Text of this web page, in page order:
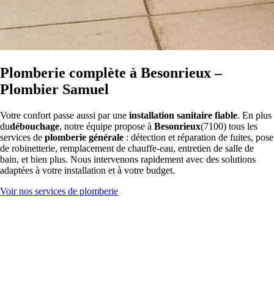
Plomberie complète à Besonrieux –
Plombier Samuel
Votre confort passe aussi par une installation sanitaire fiable. En plus
dudébouchage, notre équipe propose à Besonrieux(7100) tous les
services de plomberie générale : détection et réparation de fuites, pose
de robinetterie, remplacement de chauffe-eau, entretien de salle de
bain, et bien plus. Nous intervenons rapidement avec des solutions
adaptées à votre installation et à votre budget.
Voir nos services de plomberie